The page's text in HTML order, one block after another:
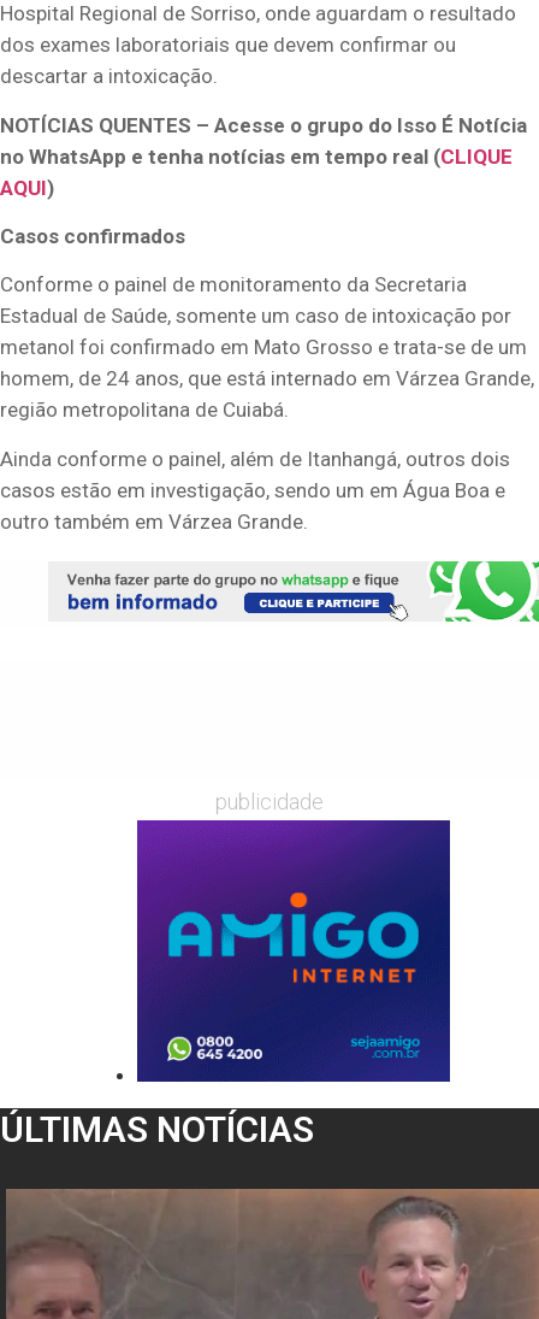
Hospital Regional de Sorriso, onde aguardam o resultado
dos exames laboratoriais que devem confirmar ou
descartar a intoxicação.
NOTÍCIAS QUENTES – Acesse o grupo do Isso É Notícia
no WhatsApp e tenha notícias em tempo real (CLIQUE
AQUI)
Casos confirmados
Conforme o painel de monitoramento da Secretaria
Estadual de Saúde, somente um caso de intoxicação por
metanol foi confirmado em Mato Grosso e trata-se de um
homem, de 24 anos, que está internado em Várzea Grande,
região metropolitana de Cuiabá.
Ainda conforme o painel, além de Itanhangá, outros dois
casos estão em investigação, sendo um em Água Boa e
outro também em Várzea Grande.
publicidade
ÚLTIMAS NOTÍCIAS